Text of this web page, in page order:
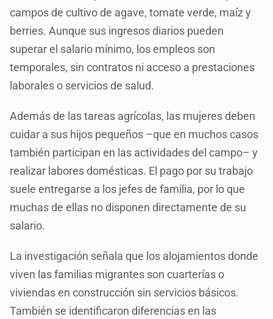
campos de cultivo de agave, tomate verde, maíz y
berries. Aunque sus ingresos diarios pueden
superar el salario mínimo, los empleos son
temporales, sin contratos ni acceso a prestaciones
laborales o servicios de salud.
Además de las tareas agrícolas, las mujeres deben
cuidar a sus hijos pequeños –que en muchos casos
también participan en las actividades del campo– y
realizar labores domésticas. El pago por su trabajo
suele entregarse a los jefes de familia, por lo que
muchas de ellas no disponen directamente de su
salario.
La investigación señala que los alojamientos donde
viven las familias migrantes son cuarterías o
viviendas en construcción sin servicios básicos.
También se identificaron diferencias en las